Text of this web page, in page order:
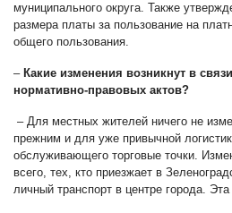
муниципального округа. Также
размера платы за пользование на
общего пользования.
–Какие изменения возникнут в
нормативно-правовых актов?
– Для местных жителей ничего не
прежним и для уже привычной
обслуживающего торговые точки.
всего, тех, кто приезжает в
личный транспорт в центре города.